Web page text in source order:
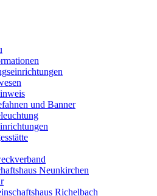
und Banner
Neunkirchen
Richelbach